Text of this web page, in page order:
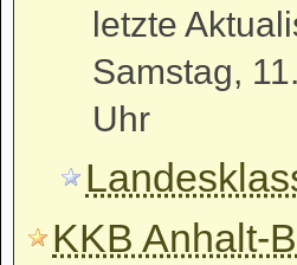
letzte
Samstag,
Uhr
KKB Anhalt-